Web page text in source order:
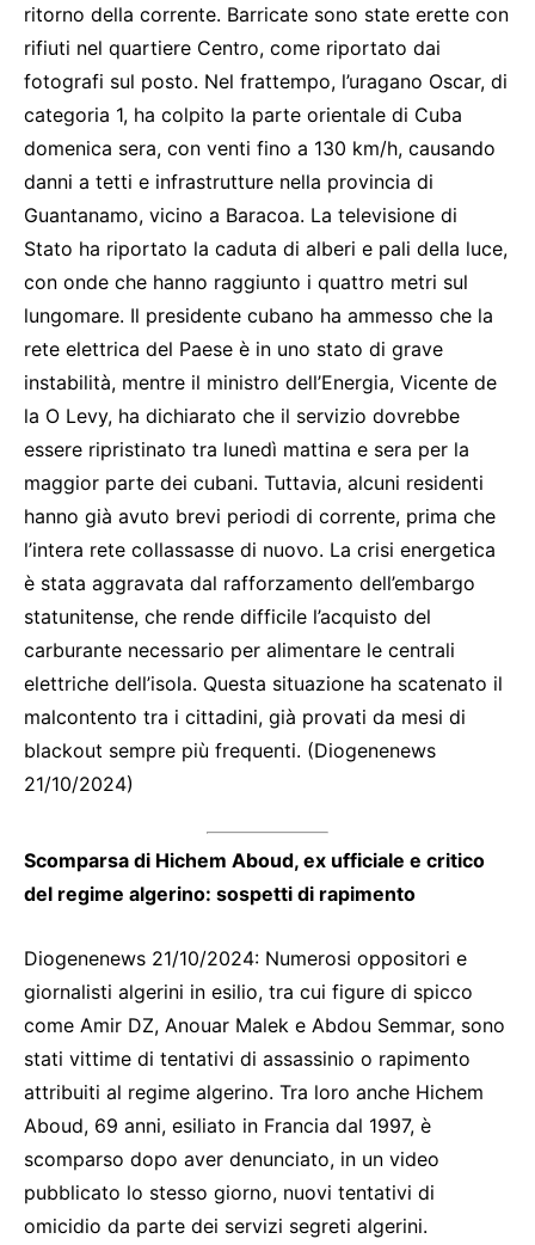
ritorno della corrente. Barricate sono state erette con
rifiuti nel quartiere Centro, come riportato dai
fotografi sul posto. Nel frattempo, l’uragano Oscar, di
categoria 1, ha colpito la parte orientale di Cuba
domenica sera, con venti fino a 130 km/h, causando
danni a tetti e infrastrutture nella provincia di
Guantanamo, vicino a Baracoa. La televisione di
Stato ha riportato la caduta di alberi e pali della luce,
con onde che hanno raggiunto i quattro metri sul
lungomare. Il presidente cubano ha ammesso che la
rete elettrica del Paese è in uno stato di grave
instabilità, mentre il ministro dell’Energia, Vicente de
la O Levy, ha dichiarato che il servizio dovrebbe
essere ripristinato tra lunedì mattina e sera per la
maggior parte dei cubani. Tuttavia, alcuni residenti
hanno già avuto brevi periodi di corrente, prima che
l’intera rete collassasse di nuovo. La crisi energetica
è stata aggravata dal rafforzamento dell’embargo
statunitense, che rende difficile l’acquisto del
carburante necessario per alimentare le centrali
elettriche dell’isola. Questa situazione ha scatenato il
malcontento tra i cittadini, già provati da mesi di
blackout sempre più frequenti. (Diogenenews
21/10/2024)
Scomparsa di Hichem Aboud, ex ufficiale e critico
del regime algerino: sospetti di rapimento
Diogenenews 21/10/2024: Numerosi oppositori e
giornalisti algerini in esilio, tra cui figure di spicco
come Amir DZ, Anouar Malek e Abdou Semmar, sono
stati vittime di tentativi di assassinio o rapimento
attribuiti al regime algerino. Tra loro anche Hichem
Aboud, 69 anni, esiliato in Francia dal 1997, è
scomparso dopo aver denunciato, in un video
pubblicato lo stesso giorno, nuovi tentativi di
omicidio da parte dei servizi segreti algerini.